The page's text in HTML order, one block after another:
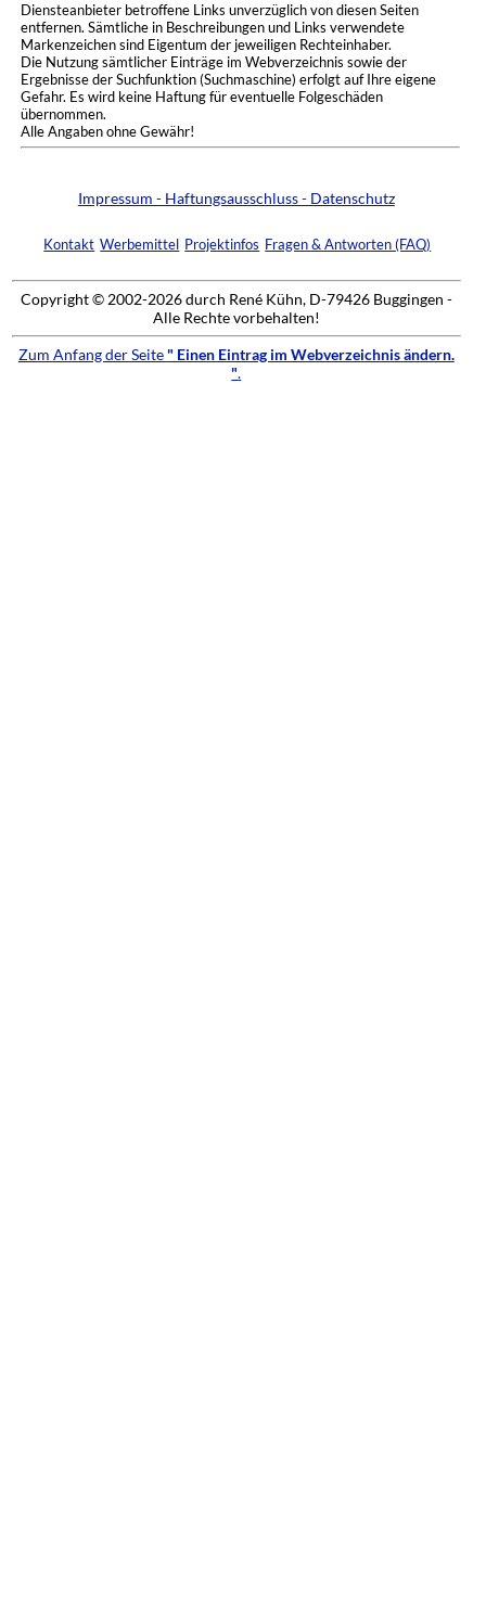
Diensteanbieter betroffene Links unverzüglich von diesen Seiten
entfernen. Sämtliche in Beschreibungen und Links verwendete
Markenzeichen sind Eigentum der jeweiligen Rechteinhaber.
Die Nutzung sämtlicher Einträge im Webverzeichnis sowie der
Ergebnisse der Suchfunktion (Suchmaschine) erfolgt auf Ihre eigene
Gefahr. Es wird keine Haftung für eventuelle Folgeschäden
übernommen.
Alle Angaben ohne Gewähr!
Impressum - Haftungsausschluss - Datenschutz
Kontakt Werbemittel Projektinfos Fragen & Antworten (FAQ)
Copyright © 2002-2026 durch René Kühn, D-79426 Buggingen -
Alle Rechte vorbehalten!
Zum Anfang der Seite " Einen Eintrag im Webverzeichnis ändern.
".